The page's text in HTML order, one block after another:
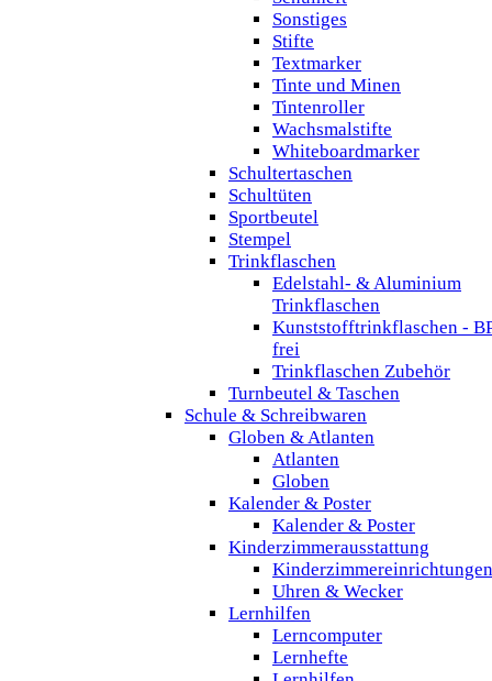
Sonstiges
Stifte
Textmarker
Tinte und Minen
Tintenroller
Wachsmalstifte
Whiteboardmarker
Schultertaschen
Schultüten
Sportbeutel
Stempel
Trinkflaschen
Edelstahl- & Aluminium
Trinkflaschen
Kunststofftrinkflaschen -
frei
Trinkflaschen Zubehör
Turnbeutel & Taschen
Schule & Schreibwaren
Globen & Atlanten
Atlanten
Globen
Kalender & Poster
Kalender & Poster
Kinderzimmerausstattung
Kinderzimmereinrichtungen
Uhren & Wecker
Lernhilfen
Lerncomputer
Lernhefte